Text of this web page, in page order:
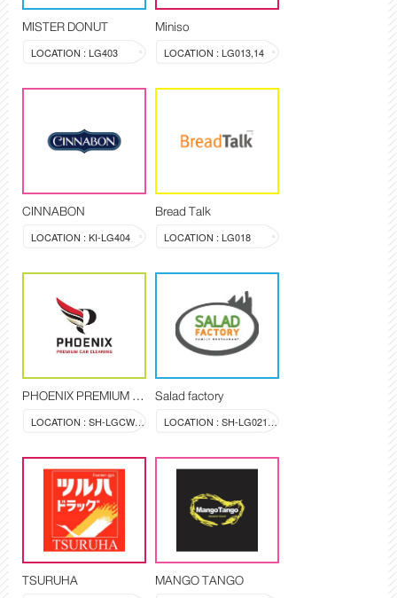
MISTER DONUT
LOCATION : LG403
Miniso
LOCATION : LG013,14
CINNABON
LOCATION : KI-LG404
Bread Talk
LOCATION : LG018
PHOENIX PREMIUM CAR CLEANING
LOCATION : SH-LGCW-LG-01
Salad factory
LOCATION : SH-LG021-LG022
TSURUHA MANGO TANGO